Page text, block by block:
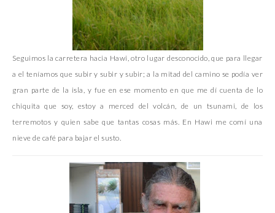
Seguimos la carretera hacia Hawi, otro lugar desconocido, que para llegar
a el teníamos que subir y subir y subir; a la mitad del camino se podía ver
gran parte de la isla, y fue en ese momento en que me dí cuenta de lo
chiquita que soy, estoy a merced del volcán, de un tsunami, de los
terremotos y quien sabe que tantas cosas más. En Hawi me comí una
nieve de café para bajar el susto.